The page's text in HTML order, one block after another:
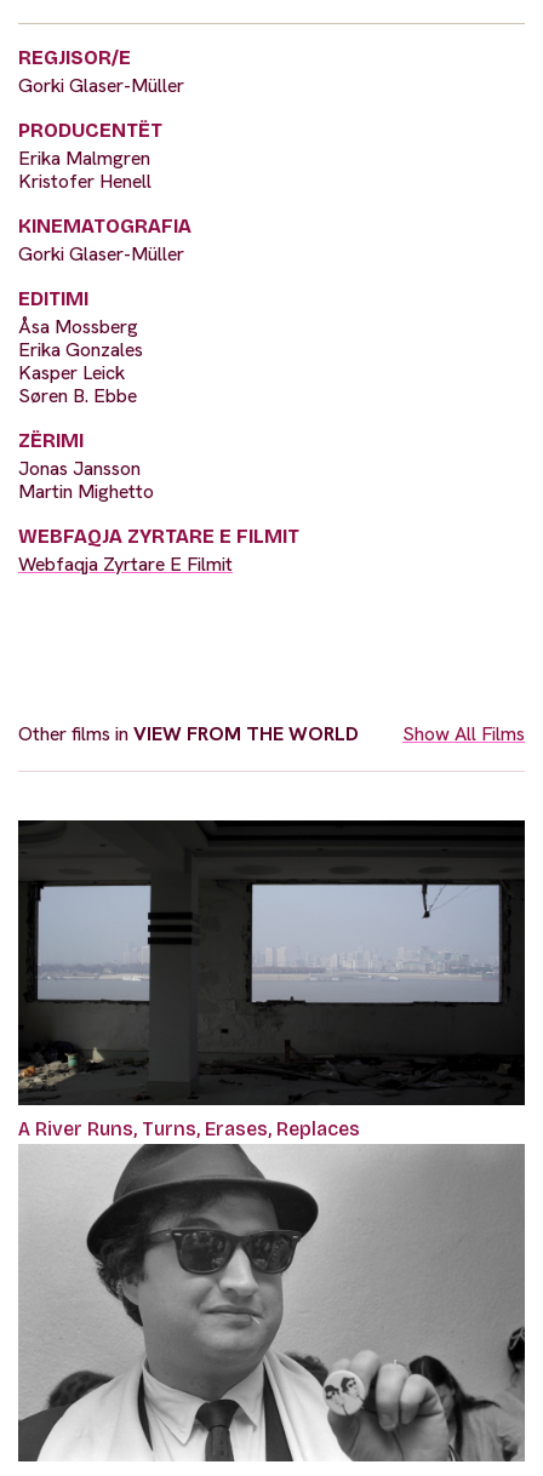
REGJISOR/E
Gorki Glaser-Müller
PRODUCENTËT
Erika Malmgren
Kristofer Henell
KINEMATOGRAFIA
Gorki Glaser-Müller
EDITIMI
Åsa Mossberg
Erika Gonzales
Kasper Leick
Søren B. Ebbe
ZËRIMI
Jonas Jansson
Martin Mighetto
WEBFAQJA ZYRTARE E FILMIT
Webfaqja Zyrtare E Filmit
Other films inVIEW FROM THE WORLD Show All Films
A River Runs, Turns, Erases, Replaces